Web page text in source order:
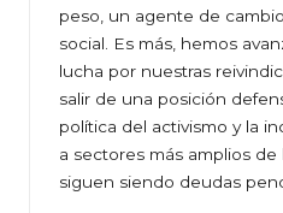
peso, un agente de
social. Es más, hemos
lucha por nuestras
salir de una posición
política del activismo y la
a sectores más amplios
siguen siendo deudas